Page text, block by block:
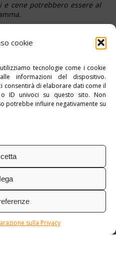
cookie
tecnologie come i cookie
informazioni del dispositivo.
consentirà di elaborare dati come il
ID univoci su questo sito. Non
potrebbe influire negativamente su
sulla Privacy
e cene potrebbero essere al
Stampa PDF
,Stati Uniti